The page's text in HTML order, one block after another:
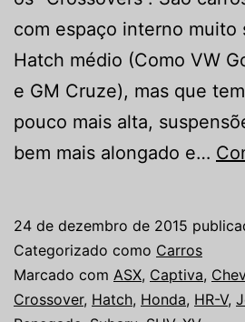
com espaço interno muito
Hatch médio (Como VW
e GM Cruze), mas que
pouco mais alta,
bem mais alongado e…
24 de dezembro de 2015
Categorizado como Carros
Marcado com ASX, Captiva,
Crossover, Hatch, Honda, HR-V,